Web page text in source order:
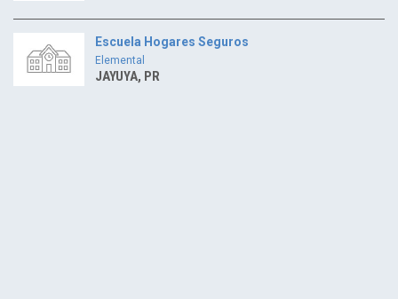
Escuela Hogares Seguros
Elemental
JAYUYA, PR